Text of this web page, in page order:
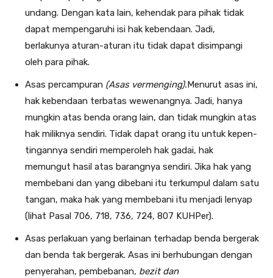
undang. Dengan kata lain, kehendak para pihak tidak
dapat mempengaruhi isi hak kebendaan. Jadi,
berlakunya aturan-aturan itu tidak dapat disimpangi
oleh para pihak.
Asas percampuran (Asas vermenging).Menurut asas ini,
hak kebendaan terbatas wewenangnya. Ja­di, hanya
mungkin atas benda orang lain, dan tidak mungkin atas
hak miliknya sendiri. Tidak dapat orang itu untuk kepen­
tingannya sendiri memperoleh hak gadai, hak
memungut hasil atas barangnya sendiri. Jika hak yang
membebani dan yang dibebani itu terkumpul dalam satu
tangan, maka hak yang membebani itu menjadi lenyap
(lihat Pasal 706, 718, 736, 724, 807 KUHPer).
Asas perlakuan yang berlainan terhadap benda bergerak
dan benda tak bergerak. Asas ini berhubungan dengan
penyerahan, pembebanan, bezit dan